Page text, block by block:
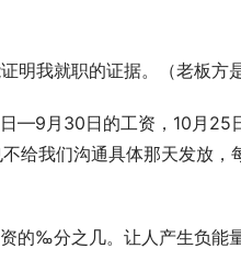
明我就职的证据。（老板方
—9月30日的工资，10月25
给我们沟通具体那天发放
的‰分之几。让人产生负能